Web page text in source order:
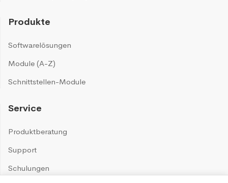
Produkte
Softwarelösungen
Module (A-Z)
Schnittstellen-Module
Service
Produktberatung
Support
Schulungen